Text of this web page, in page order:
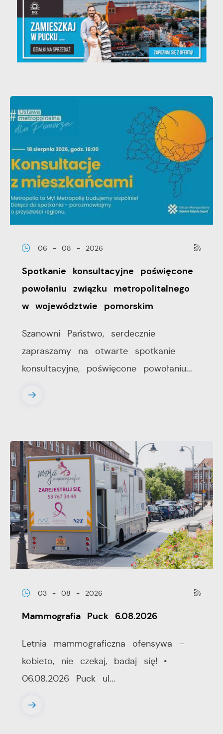
w zakresie utrzymania psów i kotów
- zmiany w przepisach.
06 - 08 - 2026
Spotkanie konsultacyjne poświęcone
powołaniu związku metropolitalnego
w województwie pomorskim
Szanowni Państwo, serdecznie
zapraszamy na otwarte spotkanie
konsultacyjne, poświęcone powołaniu...
03 - 08 - 2026
Mammografia Puck 6.08.2026
Letnia mammograficzna ofensywa –
kobieto, nie czekaj, badaj się! •
06.08.2026 Puck ul...